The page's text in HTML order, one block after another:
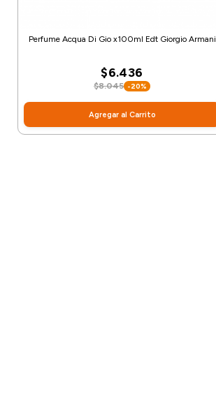
Perfume Acqua Di Gio x100ml Edt Giorgio Armani
$6.436
$8.045 -20%
Agregar al Carrito